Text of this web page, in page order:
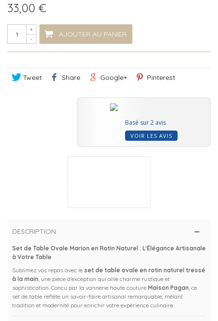
33,00 €
-
+
AJOUTER AU PANIER
Tweet Share Google+ Pinterest
Basé sur 2 avis
VOIR LES AVIS
DESCRIPTION
Set de Table Ovale Marion en Rotin Naturel : L'Élégance Artisanale
à Votre Table
Sublimez vos repas avec le set de table ovale en rotin naturel tressé
à la main, une pièce d’exception qui allie charme rustique et
sophistication. Conçu par la vannerie haute couture Maison Pagan, ce
set de table reflète un savoir-faire artisanal remarquable, mêlant
tradition et modernité pour enrichir votre expérience culinaire.